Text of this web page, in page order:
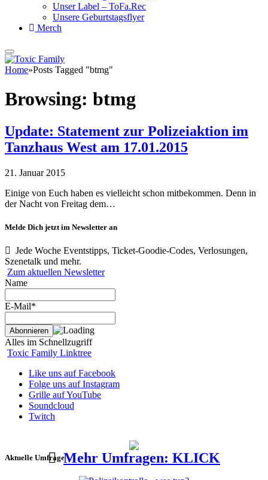
Unser Label – ToFa.Rec
Unsere Geburtstagsflyer
Merch
Home»Posts Tagged "btmg"
Browsing: btmg
Update: Statement zur Polizeiaktion im
Tanzhaus West am 17.01.2015
21. Januar 2015
Einige von Euch haben es vielleicht schon mitbekommen. Denn in
der Nacht von Freitag dem…
Melde Dich jetzt im Newsletter an
Jede Woche Eventstipps, Ticket-Goodie-Codes, Verlosungen,
Szenetalk und mehr.
Zum aktuellen Newsletter
Name
E-Mail*
Alles im Schnellzugriff
Toxic Family Linktree
Like uns auf Facebook
Folge uns auf Instagram
Grille auf YouTube
Soundcloud
Twitch
Aktuelle UmfrageMehr Umfragen: KLICK